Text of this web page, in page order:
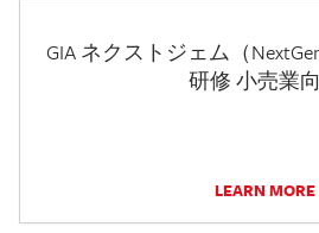
GIA ネクストジェム（
研修 小売業
LEARN MORE